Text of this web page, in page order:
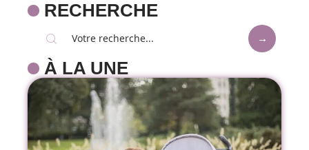
RECHERCHE
À LA UNE